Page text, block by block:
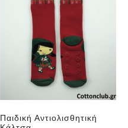
Παιδική Αντιολισθητική